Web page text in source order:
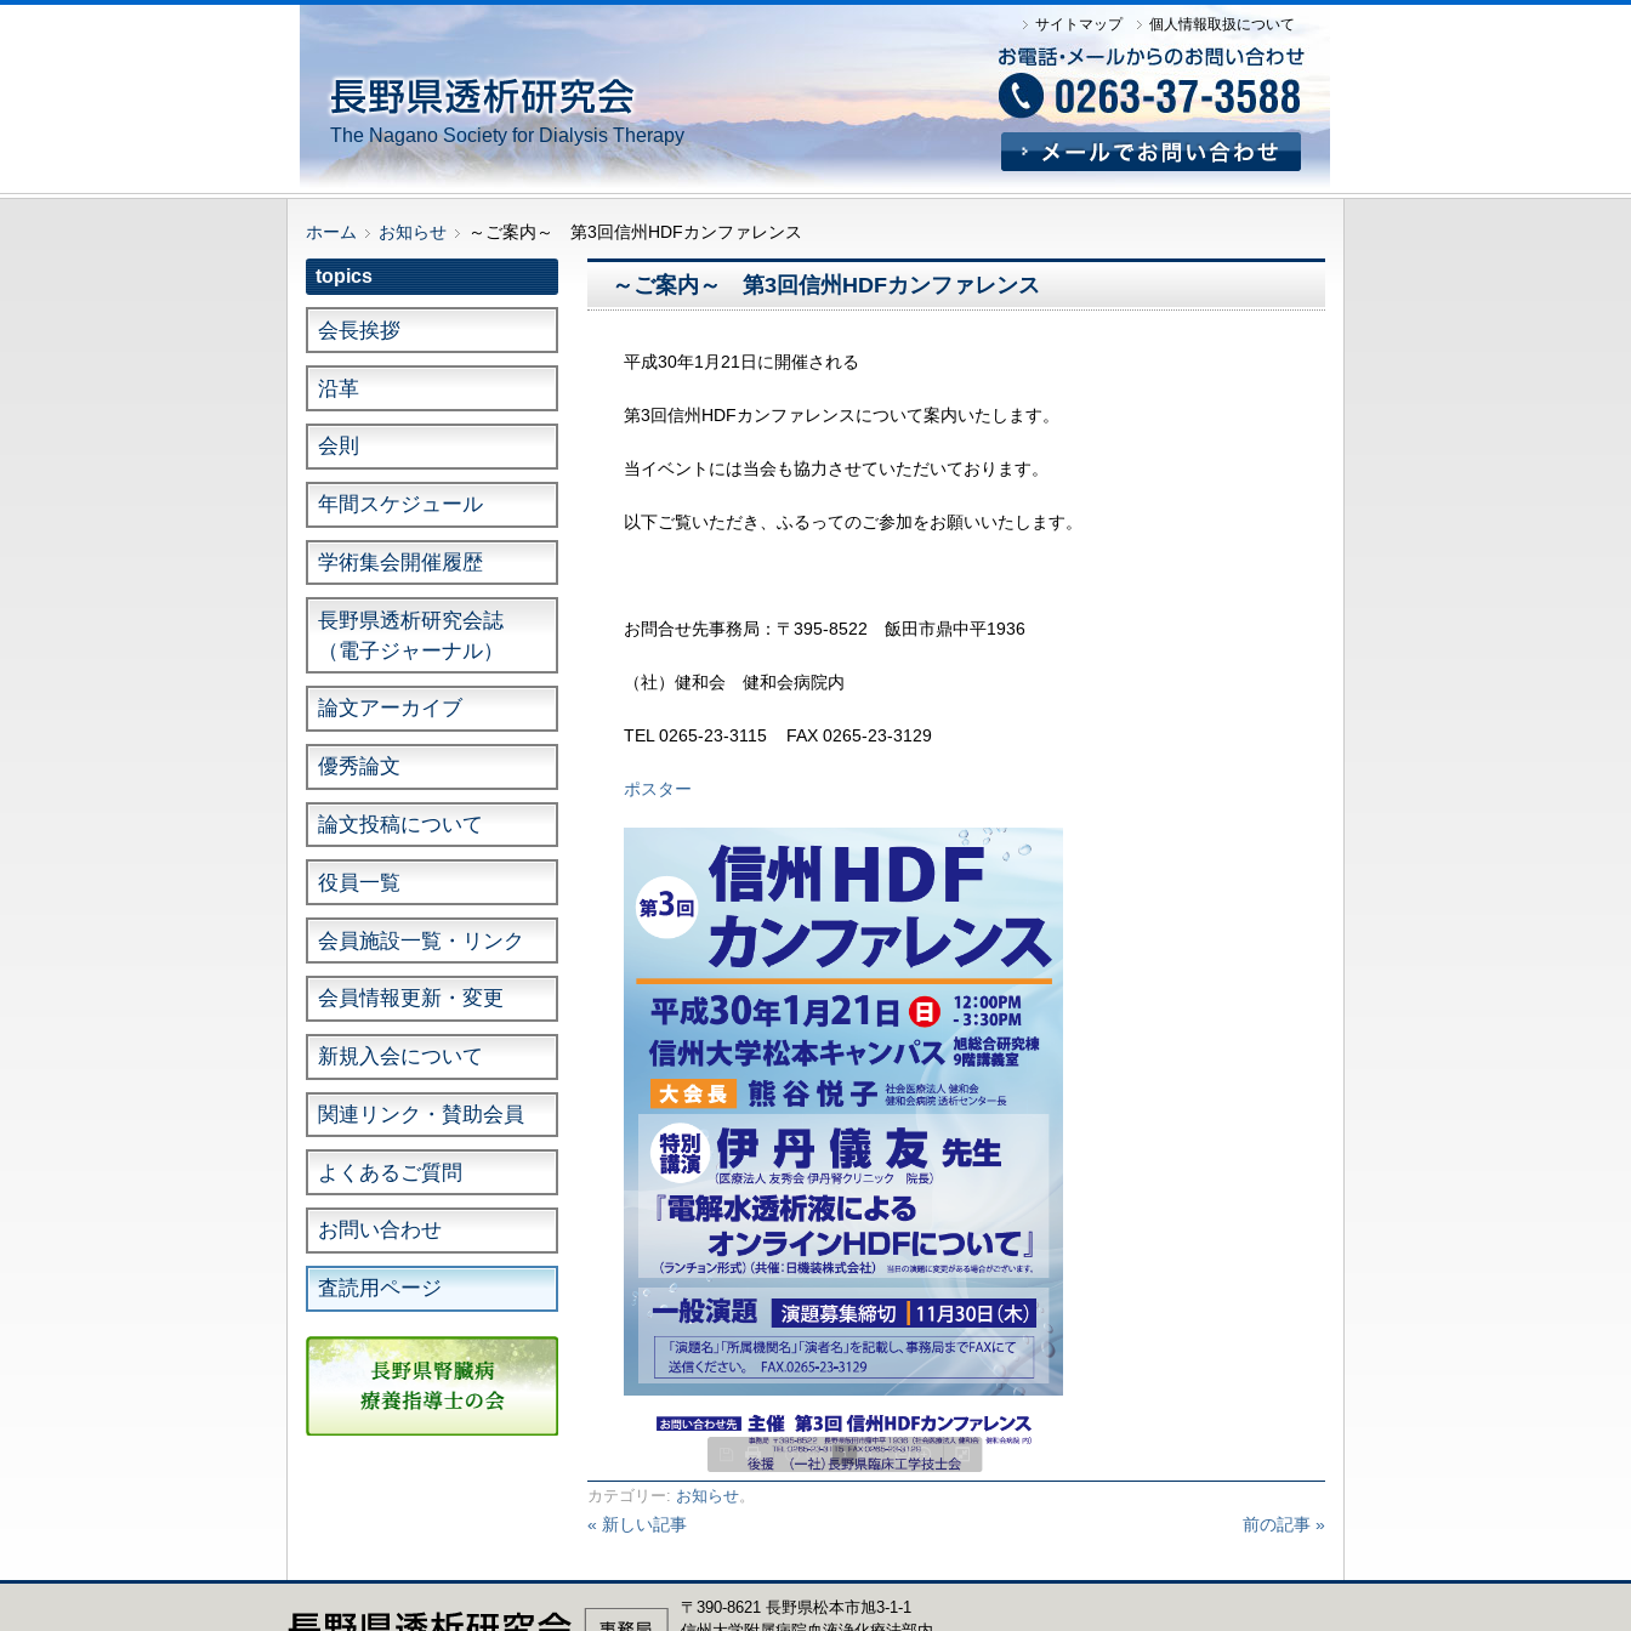
サイトマップ 個人情報取扱について
The Nagano Society for Dialysis Therapy
ホーム お知らせ ～ご案内～ 第3回信州HDFカンファレンス
～ご案内～ 第3回信州HDFカンファレンス
平成30年1月21日に開催される
第3回信州HDFカンファレンスについて案内いたします。
当イベントには当会も協力させていただいております。
以下ご覧いただき、ふるってのご参加をお願いいたします。
お問合せ先事務局：〒395-8522 飯田市鼎中平1936
（社）健和会 健和会病院内
TEL 0265-23-3115 FAX 0265-23-3129
ポスター
カテゴリー: お知らせ。
« 新しい記事 前の記事 »
topics
会長挨拶
沿革
会則
年間スケジュール
学術集会開催履歴
長野県透析研究会誌
（電子ジャーナル）
論文アーカイブ
優秀論文
論文投稿について
役員一覧
会員施設一覧・リンク
会員情報更新・変更
新規入会について
関連リンク・賛助会員
よくあるご質問
お問い合わせ
査読用ページ
〒390-8621 長野県松本市旭3-1-1